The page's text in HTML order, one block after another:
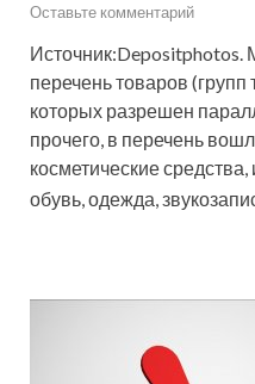
Оставьте комментарий
Источник:Depositphotos.
перечень товаров
которых разрешен
прочего, в перечень
косметические
обувь, одежда,